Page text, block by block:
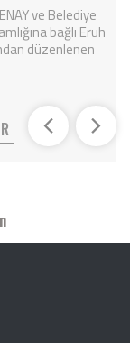
ve Belediye
bağlı Eruh
düzenlenen